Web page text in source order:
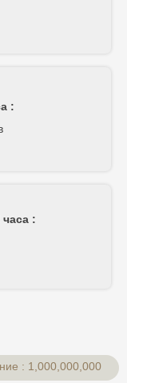
:
:
: 1,000,000,000